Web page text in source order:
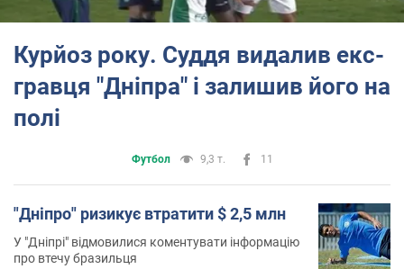
Курйоз року. Суддя видалив екс-
гравця "Дніпра" і залишив його на
полі
Футбол 9,3 т. 11
"Дніпро" ризикує втратити $ 2,5 млн
У "Дніпрі" відмовилися коментувати інформацію
про втечу бразильця